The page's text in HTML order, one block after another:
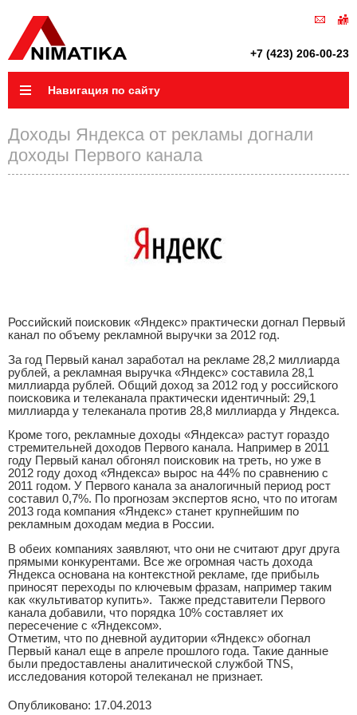
+7 (423) 206-00-23
Навигация по сайту
Доходы Яндекса от рекламы догнали
доходы Первого канала
Российский поисковик «Яндекс» практически догнал Первый
канал по объему рекламной выручки за 2012 год.
За год Первый канал заработал на рекламе 28,2 миллиарда
рублей, а рекламная выручка «Яндекс» составила 28,1
миллиарда рублей. Общий доход за 2012 год у российского
поисковика и телеканала практически идентичный: 29,1
миллиарда у телеканала против 28,8 миллиарда у Яндекса.
Кроме того, рекламные доходы «Яндекса» растут гораздо
стремительней доходов Первого канала. Например в 2011
году Первый канал обгонял поисковик на треть, но уже в
2012 году доход «Яндекса» вырос на 44% по сравнению с
2011 годом. У Первого канала за аналогичный период рост
составил 0,7%. По прогнозам экспертов ясно, что по итогам
2013 года компания «Яндекс» станет крупнейшим по
рекламным доходам медиа в России.
В обеих компаниях заявляют, что они не считают друг друга
прямыми конкурентами. Все же огромная часть дохода
Яндекса основана на контекстной рекламе, где прибыль
приносят переходы по ключевым фразам, например таким
как «культиватор купить». Также представители Первого
канала добавили, что порядка 10% составляет их
пересечение с «Яндексом».
Отметим, что по дневной аудитории «Яндекс» обогнал
Первый канал еще в апреле прошлого года. Такие данные
были предоставлены аналитической службой TNS,
исследования которой телеканал не признает.
Опубликовано: 17.04.2013